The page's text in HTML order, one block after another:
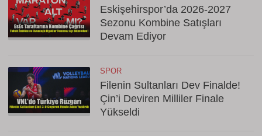
Eskişehirspor’da 2026-2027
Sezonu Kombine Satışları
Devam Ediyor
SPOR
Filenin Sultanları Dev Finalde!
Çin’i Deviren Milliler Finale
Yükseldi